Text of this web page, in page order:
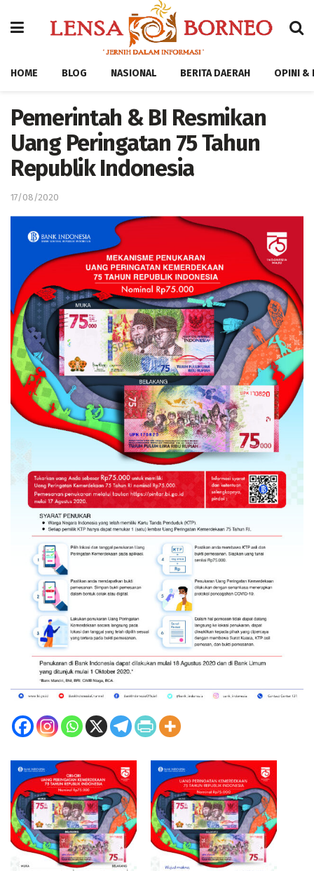
HOME BLOG NASIONAL BERITA DAERAH OPINI &
Pemerintah & BI Resmikan
Uang Peringatan 75 Tahun
Republik Indonesia
17/08/2020